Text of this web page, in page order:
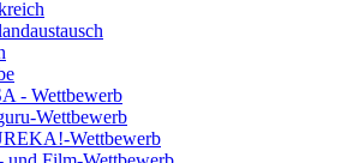
- Wettbewerb
Wettbewerb
Wettbewerb